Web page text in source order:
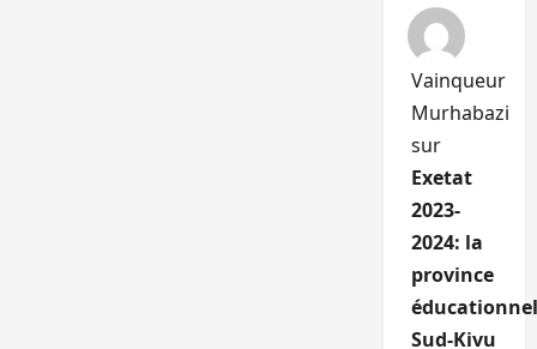
Vainqueur
Murhabazi
sur
Exetat
2023-
2024: la
province
Sud-Kivu